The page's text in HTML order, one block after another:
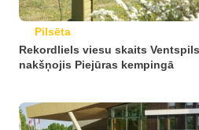
Pilsēta
Rekordliels viesu skaits
nakšņojis Piejūras kempingā